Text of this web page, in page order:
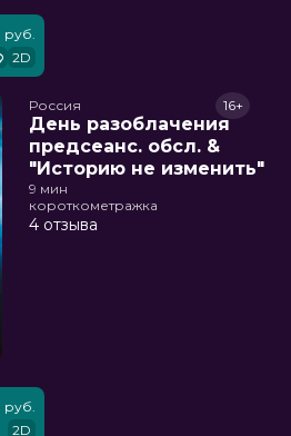
руб.
2D
Россия
День разоблачения
предсеанс. обсл. &
"Историю не изменить"
16+
9 мин
короткометражка
4 отзыва
руб.
2D